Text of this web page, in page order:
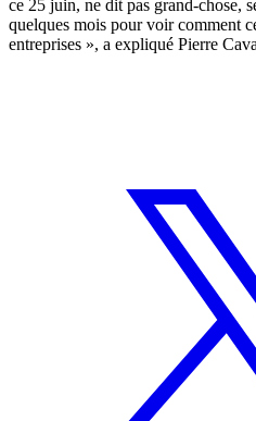
ce 25 juin, ne dit pas grand-chose,
quelques mois pour voir comment
entreprises », a expliqué Pierre